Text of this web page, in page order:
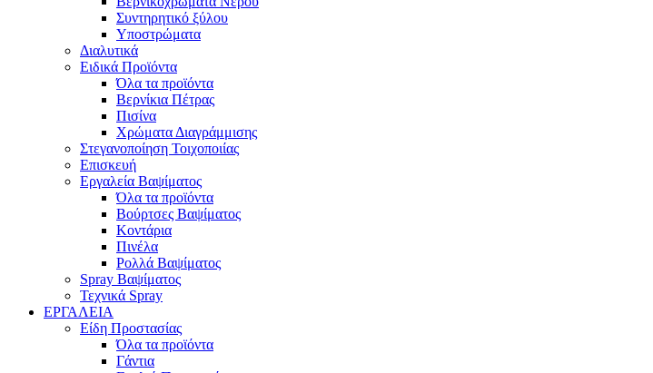
Συντηρητικό ξύλου
Υποστρώματα
Διαλυτικά
Ειδικά Προϊόντα
Όλα τα προϊόντα
Βερνίκια Πέτρας
Πισίνα
Χρώματα Διαγράμμισης
Στεγανοποίηση Τοιχοποιίας
Επισκευή
Εργαλεία Βαψίματος
Όλα τα προϊόντα
Βούρτσες Βαψίματος
Κοντάρια
Πινέλα
Ρολλά Βαψίματος
Spray Βαψίματος
Τεχνικά Spray
ΕΡΓΑΛΕΙΑ
Είδη Προστασίας
Όλα τα προϊόντα
Γάντια